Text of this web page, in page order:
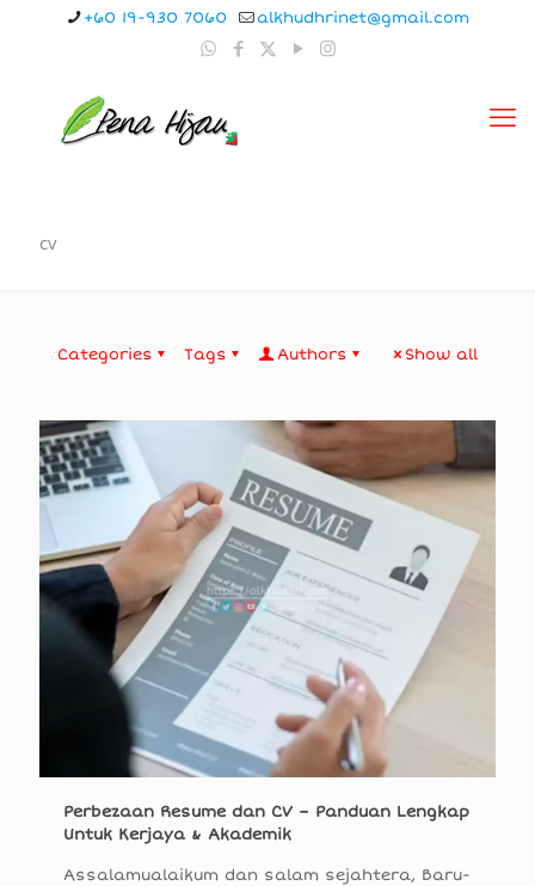
+60 19-930 7060 alkhudhrinet@gmail.com
cv
Categories Tags Authors Show all
Perbezaan Resume dan CV – Panduan Lengkap
Untuk Kerjaya & Akademik
Assalamualaikum dan salam sejahtera, Baru-